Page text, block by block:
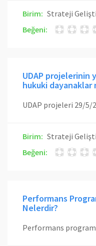
Birim: Strateji
Beğeni:
UDAP projelerinin
hukuki dayanaklar
Birim: Strateji
Beğeni:
Performans
Nelerdir?